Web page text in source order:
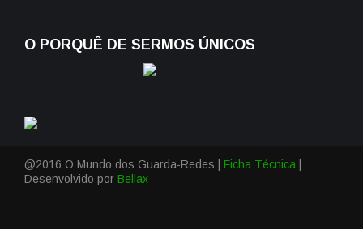
O PORQUÊ DE SERMOS ÚNICOS
@2016 O Mundo dos Guarda-Redes | Ficha Técnica
Desenvolvido por Bellax